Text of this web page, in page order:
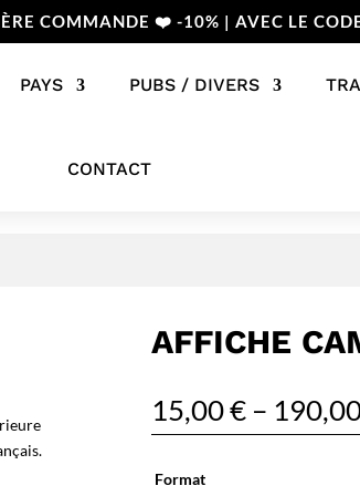
COMMANDE ❤️ -10% | AVEC LE
PAYS PUBS / DIVERS
CONTACT
AFFICHE
15,00€ –
Format